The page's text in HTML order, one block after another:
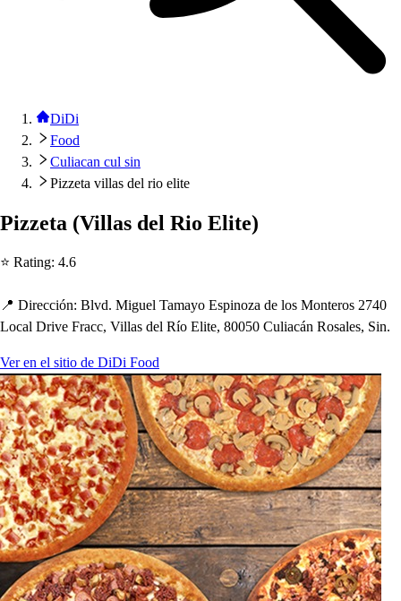
DiDi
Food
Culiacan cul sin
Pizzeta villas del rio elite
Pizzeta (Villas del Rio Elite)
⭐ Rating: 4.6
📍 Dirección: Blvd. Miguel Tamayo Espinoza de los Monteros 2740
Local Drive Fracc, Villas del Río Elite, 80050 Culiacán Rosales, Sin.
Ver en el sitio de DiDi Food